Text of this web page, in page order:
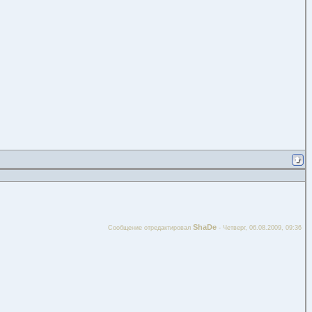
Сообщение отредактировал ShaDe - Четверг, 06.08.2009, 09:36